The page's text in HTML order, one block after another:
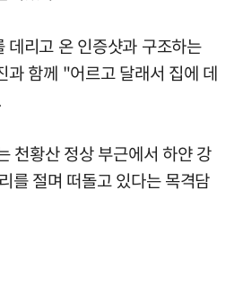
데리고 온 인증샷과 구조하는
과 함께 "어르고 달래서 집에 데
천황산 정상 부근에서 하얀 강
를 절며 떠돌고 있다는 목격담